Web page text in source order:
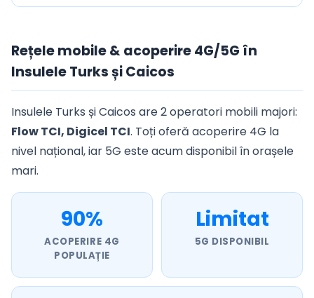
Rețele mobile & acoperire 4G/5G în
Insulele Turks și Caicos
Insulele Turks și Caicos are 2 operatori mobili majori:
Flow TCI, Digicel TCI. Toți oferă acoperire 4G la
nivel național, iar 5G este acum disponibil în orașele
mari.
90%
ACOPERIRE 4G
POPULAȚIE
Limitat
5G DISPONIBIL